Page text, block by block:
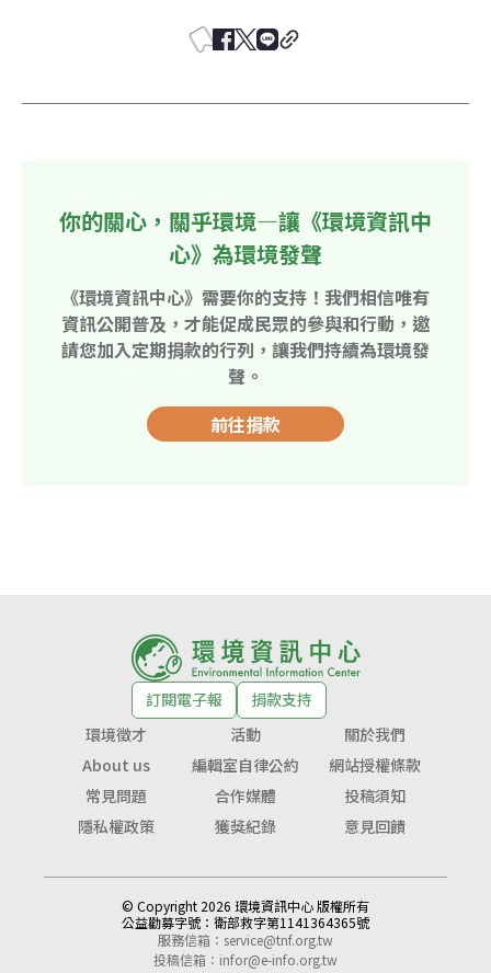
你的關心，關乎環境—讓《環境資訊中
心》為環境發聲
《環境資訊中心》需要你的支持！我們相信唯有
資訊公開普及，才能促成民眾的參與和行動，邀
請您加入定期捐款的行列，讓我們持續為環境發
聲。
前往捐款
訂閱電子報
捐款支持
環境徵才
活動
關於我們
About us
編輯室自律公約
網站授權條款
常見問題
合作媒體
投稿須知
隱私權政策
獲獎紀錄 意見回饋
© Copyright 2026 環境資訊中心 版權所有
公益勸募字號： 衛部救字第1141364365號
服務信箱： service@tnf.org.tw
投稿信箱： infor@e-info.org.tw